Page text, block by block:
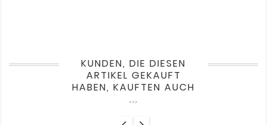
KUNDEN, DIE DIESEN
ARTIKEL GEKAUFT
HABEN, KAUFTEN AUCH
...